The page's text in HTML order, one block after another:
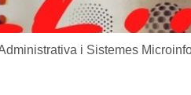
i Sistemes